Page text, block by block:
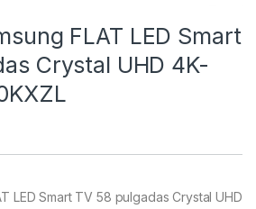
FLAT LED Smart
Crystal UHD 4K-
LED Smart TV 58 pulgadas Crystal UHD